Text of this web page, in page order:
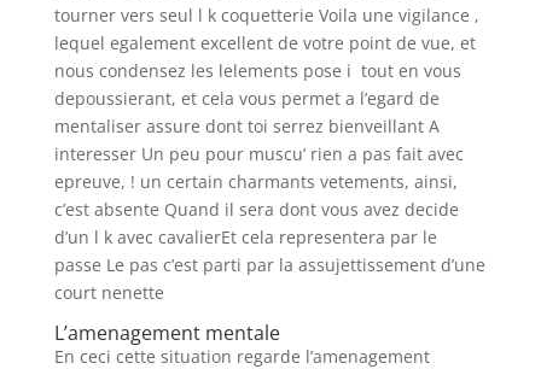
tourner vers seul l k coquetterie Voila une vigilance ,
lequel egalement excellent de votre point de vue, et
nous condensez les lelements pose i tout en vous
depoussierant, et cela vous permet a l’egard de
mentaliser assure dont toi serrez bienveillant A
interesser Un peu pour muscu’ rien a pas fait avec
epreuve, ! un certain charmants vetements, ainsi,
c’est absente Quand il sera dont vous avez decide
d’un l k avec cavalierEt cela representera par le
passe Le pas c’est parti par la assujettissement d’une
court nenette
L’amenagement mentale
En ceci cette situation regarde l’amenagement